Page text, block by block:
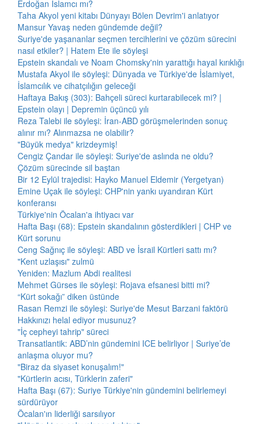
Erdoğan İslamcı mı?
Taha Akyol yeni kitabı Dünyayı Bölen Devrim'i anlatıyor
Mansur Yavaş neden gündemde değil?
Suriye'de yaşananlar seçmen tercihlerini ve çözüm sürecini
nasıl etkiler? | Hatem Ete ile söyleşi
Epstein skandalı ve Noam Chomsky'nin yarattığı hayal kırıklığı
Mustafa Akyol ile söyleşi: Dünyada ve Türkiye'de İslamiyet,
İslamcılık ve cihatçılığın geleceği
Haftaya Bakış (303): Bahçeli süreci kurtarabilecek mi? |
Epstein olayı | Depremin üçüncü yılı
Reza Talebi ile söyleşi: İran-ABD görüşmelerinden sonuç
alınır mı? Alınmazsa ne olabilir?
"Büyük medya" krizdeymiş!
Cengiz Çandar ile söyleşi: Suriye'de aslında ne oldu?
Çözüm sürecinde sil baştan
Bir 12 Eylül trajedisi: Hayko Manuel Eldemir (Yergetyan)
Emine Uçak ile söyleşi: CHP'nin yankı uyandıran Kürt
konferansı
Türkiye'nin Öcalan'a ihtiyacı var
Hafta Başı (68): Epstein skandalının gösterdikleri | CHP ve
Kürt sorunu
Ceng Sağnıç ile söyleşi: ABD ve İsrail Kürtleri sattı mı?
"Kent uzlaşısı" zulmü
Yeniden: Mazlum Abdi realitesi
Mehmet Gürses ile söyleşi: Rojava efsanesi bitti mi?
“Kürt sokağı” diken üstünde
Rasan Remzi ile söyleşi: Suriye'de Mesut Barzani faktörü
Hakkınızı helal ediyor musunuz?
"İç cepheyi tahrip" süreci
Transatlantik: ABD’nin gündemini ICE belirliyor | Suriye’de
anlaşma oluyor mu?
"Biraz da siyaset konuşalım!"
"Kürtlerin acısı, Türklerin zaferi"
Hafta Başı (67): Suriye Türkiye'nin gündemini belirlemeyi
sürdürüyor
Öcalan'ın liderliği sarsılıyor